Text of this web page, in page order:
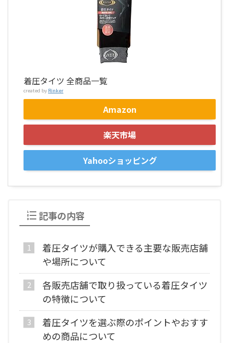
着圧タイツ 全商品一覧
created by Rinker
Amazon
楽天市場
Yahooショッピング
記事の内容
着圧タイツが購入できる主要な販売店舗
や場所について
各販売店舗で取り扱っている着圧タイツ
の特徴について
着圧タイツを選ぶ際のポイントやおすす
めの商品について